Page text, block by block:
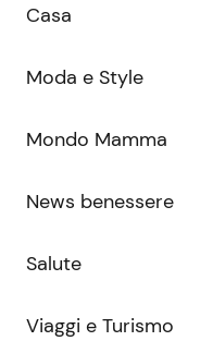
Casa
Moda e Style
Mondo Mamma
News benessere
Salute
Viaggi e Turismo